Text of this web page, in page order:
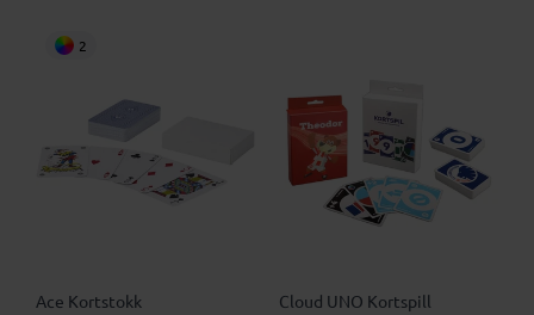
2
Ace Kortstokk Cloud UNO Kortspill